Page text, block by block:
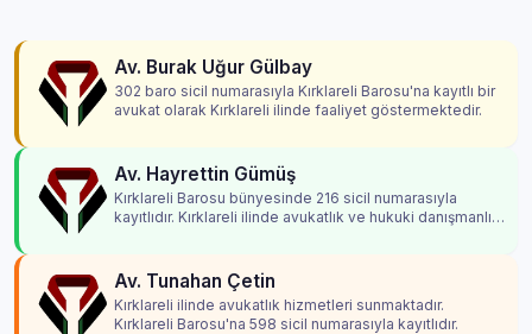
Av. Burak Uğur Gülbay
302 baro sicil numarasıyla Kırklareli Barosu'na kayıtlı bir
avukat olarak Kırklareli ilinde faaliyet göstermektedir.
Av. Hayrettin Gümüş
Kırklareli Barosu bünyesinde 216 sicil numarasıyla
kayıtlıdır. Kırklareli ilinde avukatlık ve hukuki danışmanlık
Av. Tunahan Çetin
Kırklareli ilinde avukatlık hizmetleri sunmaktadır.
Kırklareli Barosu'na 598 sicil numarasıyla kayıtlıdır.